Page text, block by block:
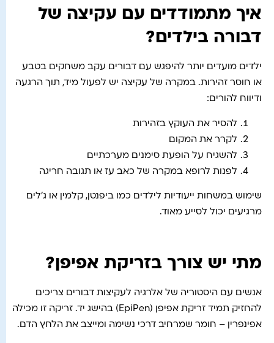
איך מתמודדים עם עקיצה של
דבורה בילדים?
ילדים מועדים יותר להיפגש עם דבורים עקב משחקים בטבע
או חוסר זהירות. במקרה של עקיצה יש לפעול מיד, תוך הרגעה
ודיווח להורים:
להסיר את העוקץ בזהירות
לקרר את המקום
להשגיח על הופעת סימנים מערכתיים
לפנות לרופא במקרה של כאב עז או תגובה חריגה
שימוש במשחות ייעודיות לילדים כמו ביפנטן, קלמין או ג’לים
מרגיעים יכול לסייע מאוד.
מתי יש צורך בזריקת אפיפן?
אנשים עם היסטוריה של אלרגיה לעקיצות דבורים צריכים
להחזיק תמיד זריקת אפיפן (EpiPen) בהישג יד. זריקה זו מכילה
אפינפרין – חומר שמרחיב דרכי נשימה ומייצב את הלחץ הדם.